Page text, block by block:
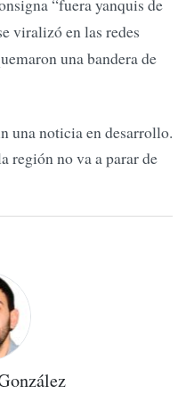
“fuera yanquis de
viralizó en las redes
una bandera de
una noticia en desarrollo.
región no va a parar de